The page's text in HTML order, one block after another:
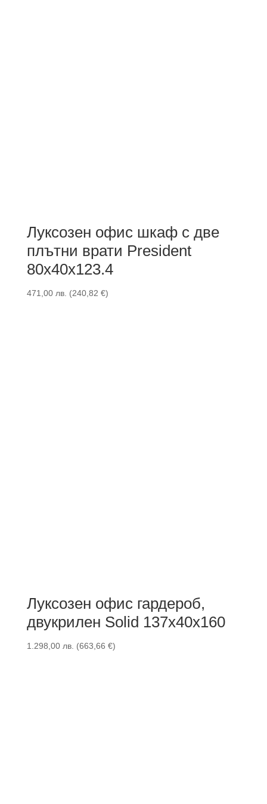
Луксозен офис шкаф с две
плътни врати President
80x40x123.4
471,00 лв. (240,82 €)
Луксозен офис гардероб,
двукрилен Solid 137x40x160
1.298,00 лв. (663,66 €)